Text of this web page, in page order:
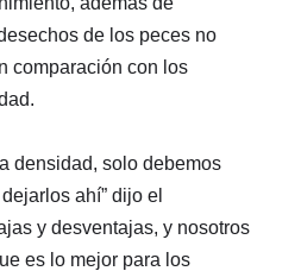
de los peces no
comparación con los
densidad, solo debemos
ahí” dijo el
y desventajas, y nosotros
es lo mejor para los